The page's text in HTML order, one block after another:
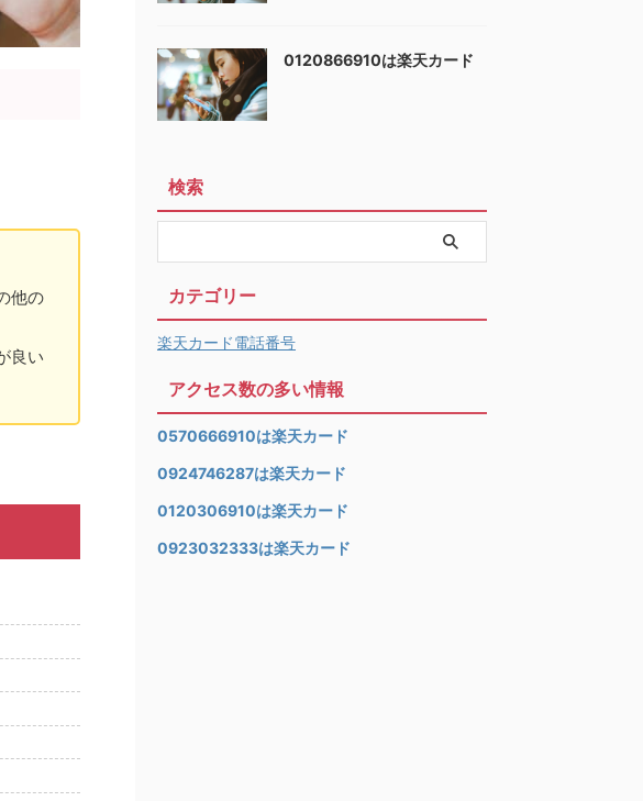
他の
良い
0120866910は楽天カード
検索
カテゴリー
楽天カード電話番号
アクセス数の多い情報
0570666910は楽天カード
0924746287は楽天カード
0120306910は楽天カード
0923032333は楽天カード